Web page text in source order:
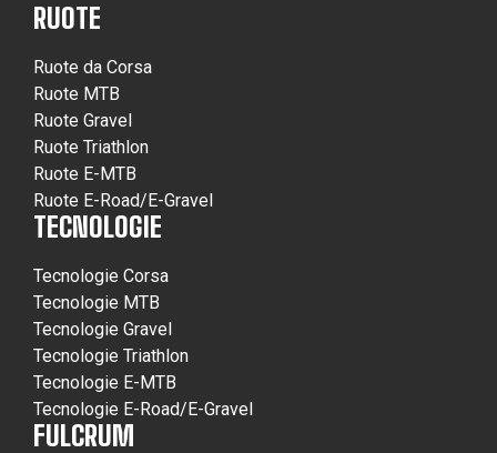
RUOTE
Ruote da Corsa
Ruote MTB
Ruote Gravel
Ruote Triathlon
Ruote E-MTB
Ruote E-Road/E-Gravel
TECNOLOGIE
Tecnologie Corsa
Tecnologie MTB
Tecnologie Gravel
Tecnologie Triathlon
Tecnologie E-MTB
Tecnologie E-Road/E-Gravel
FULCRUM